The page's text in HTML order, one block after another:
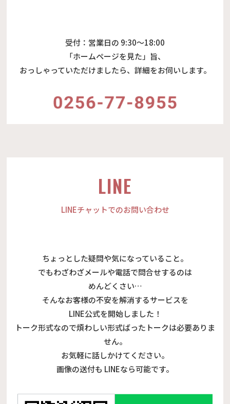
受付：営業日の 9:30～18:00
「ホームページを見た」旨、
おっしゃっていただけましたら、詳細をお伺いします。
LINE
LINEチャットでのお問い合わせ
ちょっとした疑問や気になっていること。
でもわざわざメールや電話で問合せするのは
めんどくさい…
そんなお客様の不安を解消するサービスを
LINE公式を開始しました！
トーク形式なので煩わしい形式ばったトークは必要ありま
せん。
お気軽に話しかけてください。
画像の送付も LINEなら可能です。